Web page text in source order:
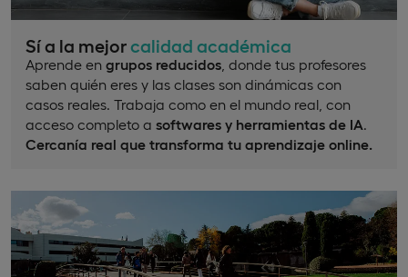
Sí a la mejorcalidad académica
Aprende en grupos reducidos , donde tus profesores
saben quién eres y las clases son dinámicas con
casos reales. Trabaja como en el mundo real, con
acceso completo a softwares y herramientas de IA.
Cercanía real que transforma tu aprendizaje online.